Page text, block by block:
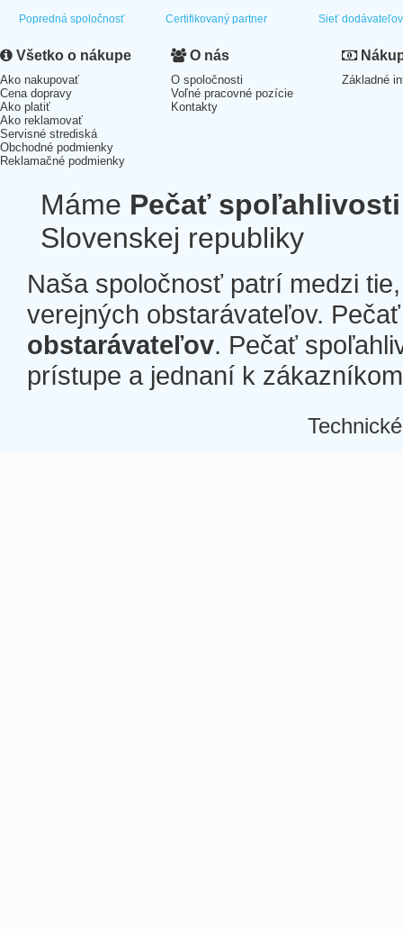
Popredná spoločnosť Certifikovaný partner Sieť dodávateľov
Všetko o nákupe
Ako nakupovať
Cena dopravy
Ako platiť
Ako reklamovať
Servisné strediská
Obchodné podmienky
Reklamačné podmienky
O nás
O spoločnosti
Voľné pracovné pozície
Kontakty
Základné
Máme Pečať spoľahlivosti
Slovenskej republiky
Naša spoločnosť patrí medzi
verejných obstarávateľov.
obstarávateľov. Pečať
prístupe a jednaní k